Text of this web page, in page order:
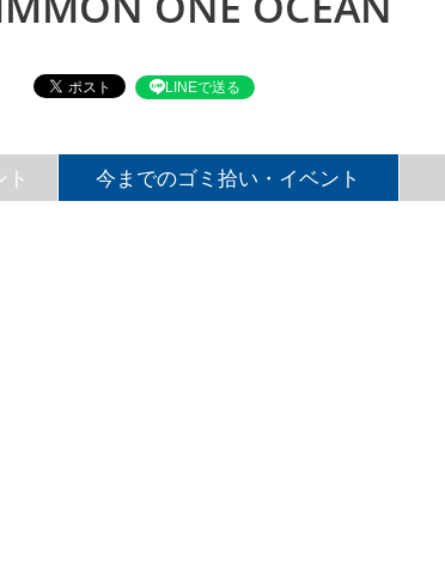
LINEで送る
今までのゴミ拾い・イベント